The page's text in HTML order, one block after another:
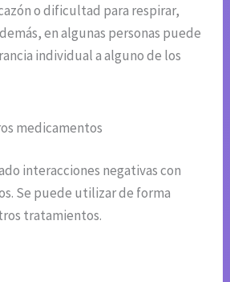
o dificultad para respirar,
en algunas personas puede
individual a alguno de los
medicamentos
interacciones negativas con
Se puede utilizar de forma
tratamientos.